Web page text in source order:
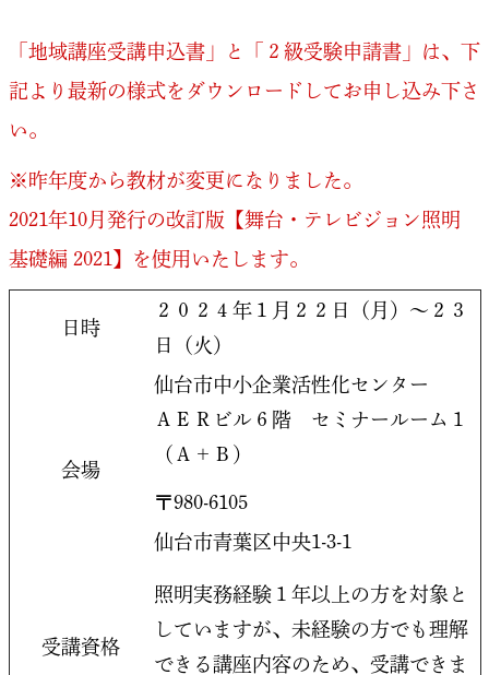
「地域講座受講申込書」と「２級受験申請書」は、下
記より最新の様式をダウンロードしてお申し込み下さ
い。
※昨年度から教材が変更になりました。
2021年10月発行の改訂版【舞台・テレビジョン照明
基礎編 2021】を使用いたします。
日時
２０２４年１月２２日（月）～２３
日（火）
会場
仙台市中小企業活性化センター
ＡＥＲビル６階 セミナールーム１
（Ａ＋Ｂ）
〒980-6105
仙台市青葉区中央1-3-1
受講資格
照明実務経験１年以上の方を対象と
していますが、未経験の方でも理解
できる講座内容のため、受講できま